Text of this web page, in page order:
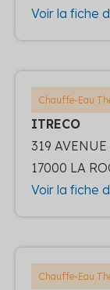
Voir la fiche
Chauffe-Eau
ITRECO
319
17000 LA
Voir la fiche
Chauffe-Eau